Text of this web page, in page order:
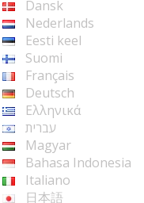
Dansk
Nederlands
Eesti keel
Suomi
Français
Deutsch
Ελληνικά
עברית
Magyar
Bahasa Indonesia
Italiano
日本語